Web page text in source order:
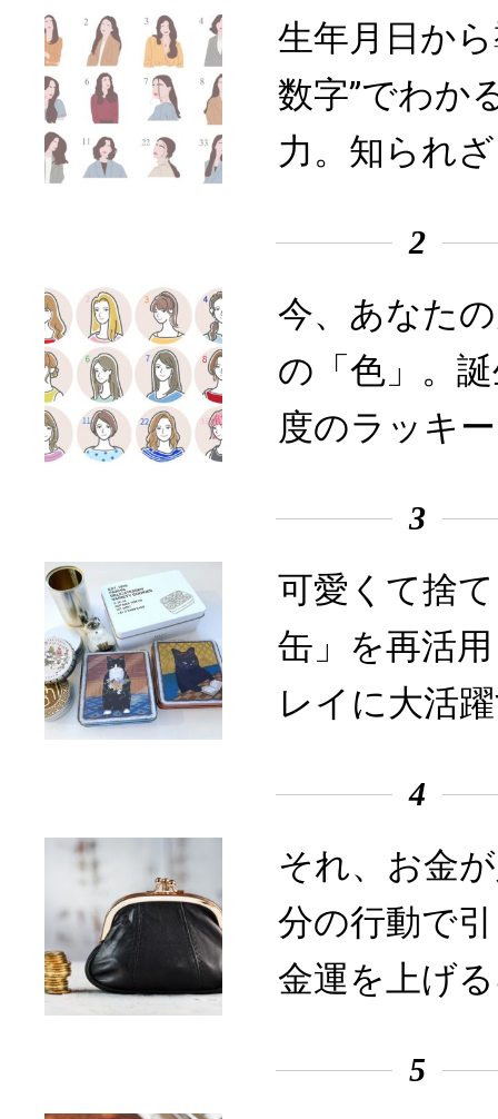
生年月日か
数字”でわか
力。知られ
2
今、あなた
の「色」。
度のラッキ
3
可愛くて捨
缶」を再活
レイに大活
4
それ、お金
分の行動で
金運を上げ
5